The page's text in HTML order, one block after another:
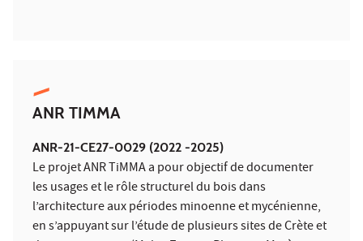
ANR TIMMA
ANR-21-CE27-0029 (2022 -2025)
Le projet ANR TiMMA a pour objectif de documenter
les usages et le rôle structurel du bois dans
l’architecture aux périodes minoenne et mycénienne,
en s’appuyant sur l’étude de plusieurs sites de Crète et